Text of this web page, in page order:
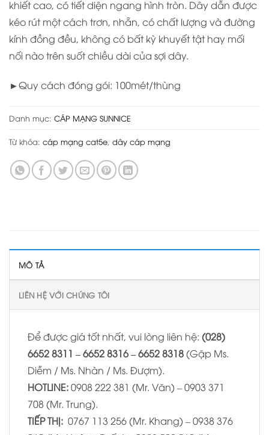
khiết cao, có tiết diện ngang hình tròn. Dây dẫn được
kéo rút một cách trơn, nhẵn, có chất lượng và đường
kính đồng đều, không có bất kỳ khuyết tật hay mối
nối nào trên suốt chiều dài của sợi dây.
►Quy cách đóng gói: 100mét/thùng
Danh mục: CÁP MẠNG SUNNICE
Từ khóa: cáp mạng cat5e, dây cáp mạng
MÔ TẢ
LIÊN HỆ VỚI CHÚNG TÔI
Để được giá tốt nhất, vui lòng liên hệ: (028)
6652 8311 – 6652 8316 – 6652 8318(Gặp Ms.
Diễm / Ms. Nhàn / Ms. Đượm).
HOTLINE:0908 222 381 (Mr. Văn) – 0903 371
708 (Mr. Trung).
TIẾP THỊ: 0767 113 256 (Mr. Khang) – 0938 376